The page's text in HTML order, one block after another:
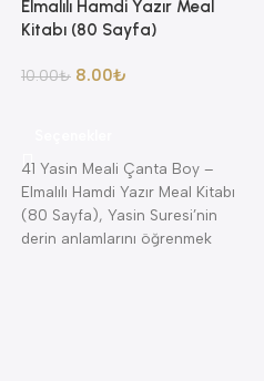
Elmalılı Hamdi Yazır Meal
Kitabı (80 Sayfa)
10.00₺ 8.00₺
41 Yasin Meali Çanta Boy –
Elmalılı Hamdi Yazır Meal Kitabı
(80 Sayfa), Yasin Suresi’nin
derin anlamlarını öğrenmek